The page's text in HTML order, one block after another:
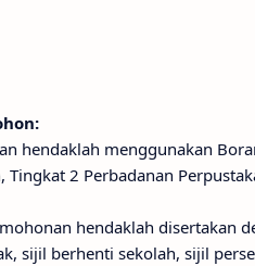
hendaklah menggunakan
Tingkat 2 Perbadanan
hendaklah disertakan
sijil berhenti sekolah, sijil